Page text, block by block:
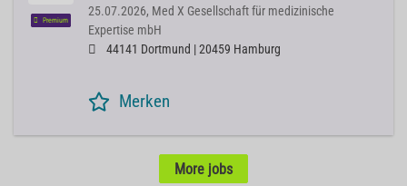
Premium
25.07.2026, Med X Gesellschaft für medizinische
Expertise mbH
44141 Dortmund | 20459 Hamburg
Merken
More jobs